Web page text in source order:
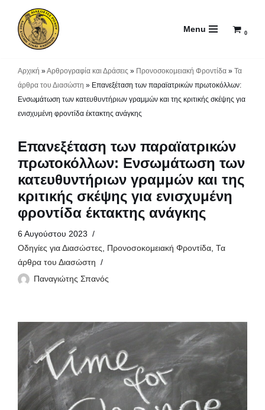
Μεταπηδήστε
Menu 0
Αρχική »Αρθρογραφία και Δράσεις » Προνοσοκομειακή Φροντίδα » Τα
άρθρα του Διασώστη » Επανεξέταση των παραϊατρικών πρωτοκόλλων:
Ενσωμάτωση των κατευθυντήριων γραμμών και της κριτικής σκέψης για
ενισχυμένη φροντίδα έκτακτης ανάγκης
Επανεξέταση των παραϊατρικών
πρωτοκόλλων: Ενσωμάτωση των
κατευθυντήριων γραμμών και της
κριτικής σκέψης για ενισχυμένη
φροντίδα έκτακτης ανάγκης
6 Αυγούστου 2023
Οδηγίες για Διασώστες, Προνοσοκομειακή Φροντίδα, Τα
άρθρα του Διασώστη
Παναγιώτης Σπανός